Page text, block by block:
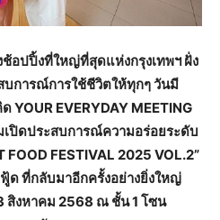
อปปิ้งที่ใหญ่ที่สุดแห่งกรุงเทพฯ ฝั่ง
บการณ์การใช้ชีวิตให้ทุกๆ วันมี
EVERYDAY MEETING
ปิดประสบการณ์ความอร่อยระดับ
FOOD FESTIVAL 2025 VOL.2”
ด ที่กลับมาอีกครั้งอย่างยิ่งใหญ่
สิงหาคม 2568 ณ ชั้น 1 โซน